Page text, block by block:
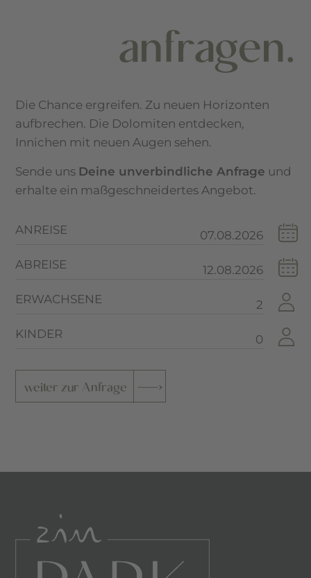
anfragen.
Die Chance ergreifen. Zu neuen Horizonten
aufbrechen. Die Dolomiten entdecken,
Innichen mit neuen Augen sehen.
Sende uns Deine unverbindliche Anfrage und
erhalte ein maßgeschneidertes Angebot.
ANREISE
ABREISE
ERWACHSENE
KINDER
weiter zur Anfrage